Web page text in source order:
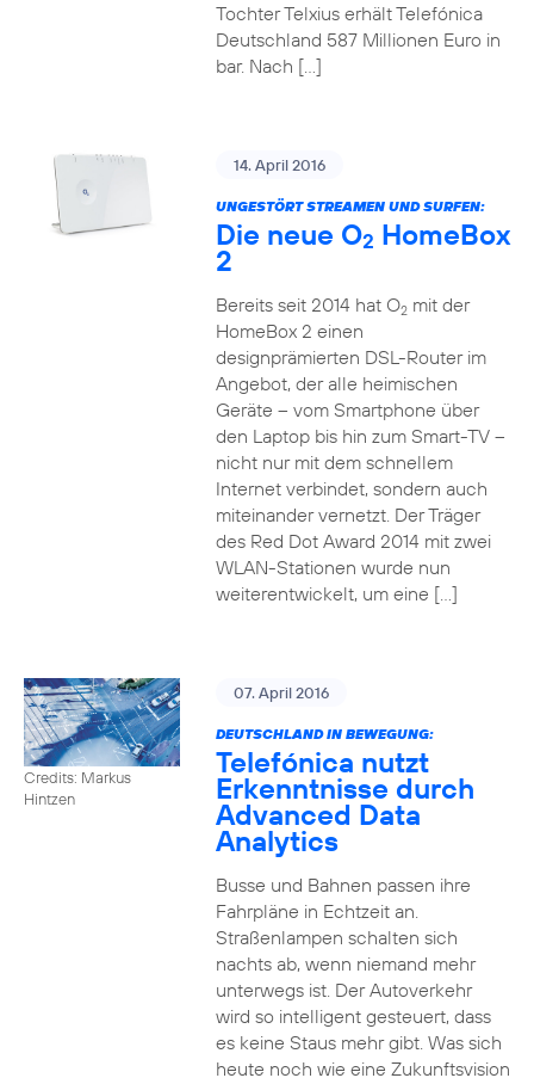
Tochter Telxius erhält Telefónica
Deutschland 587 Millionen Euro in
bar. Nach […]
14. April 2016
UNGESTÖRT STREAMEN UND SURFEN:
Die neue O2 HomeBox
2
Bereits seit 2014 hat O2mit der
HomeBox 2 einen
designprämierten DSL-Router im
Angebot, der alle heimischen
Geräte – vom Smartphone über
den Laptop bis hin zum Smart-TV –
nicht nur mit dem schnellem
Internet verbindet, sondern auch
miteinander vernetzt. Der Träger
des Red Dot Award 2014 mit zwei
WLAN-Stationen wurde nun
weiterentwickelt, um eine […]
Credits: Markus
Hintzen
07. April 2016
DEUTSCHLAND IN BEWEGUNG:
Telefónica nutzt
Erkenntnisse durch
Advanced Data
Analytics
Busse und Bahnen passen ihre
Fahrpläne in Echtzeit an.
Straßenlampen schalten sich
nachts ab, wenn niemand mehr
unterwegs ist. Der Autoverkehr
wird so intelligent gesteuert, dass
es keine Staus mehr gibt. Was sich
heute noch wie eine Zukunftsvision